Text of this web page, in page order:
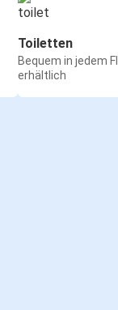
Toiletten
Bequem in jedem
erhältlich